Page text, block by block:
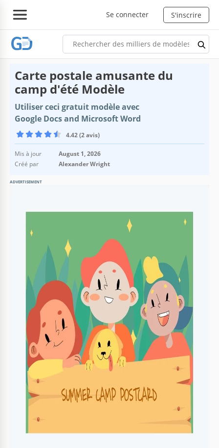
Se connecter S'inscrire
Carte postale amusante du
camp d'été Modèle
Utiliser ceci gratuit modèle avec
Google Docs and Microsoft Word
4.42 (2 avis)
Mis à jour
August 1, 2026
Créé par
Alexander Wright
ADVERTISEMENT